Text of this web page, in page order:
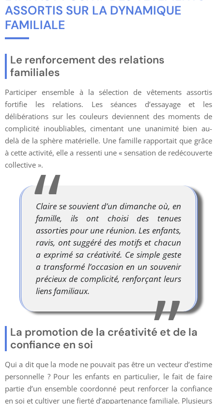
ASSORTIS SUR LA DYNAMIQUE
FAMILIALE
Le renforcement des relations
familiales
Participer ensemble à la sélection de vêtements assortis
fortifie les relations. Les séances d’essayage et les
délibérations sur les couleurs deviennent des moments de
complicité inoubliables, cimentant une unanimité bien au-
delà de la sphère matérielle. Une famille rapportait que grâce
à cette activité, elle a ressenti une « sensation de redécouverte
collective ».
Claire se souvient d’un dimanche où, en
famille, ils ont choisi des tenues
assorties pour une réunion. Les enfants,
ravis, ont suggéré des motifs et chacun
a exprimé sa créativité. Ce simple geste
a transformé l’occasion en un souvenir
précieux de complicité, renforçant leurs
liens familiaux.
La promotion de la créativité et de la
confiance en soi
Qui a dit que la mode ne pouvait pas être un vecteur d’estime
personnelle ? Pour les enfants en particulier, le fait de faire
partie d’un ensemble coordonné peut renforcer la confiance
en soi et cultiver une fierté d’appartenance familiale. Plusieurs